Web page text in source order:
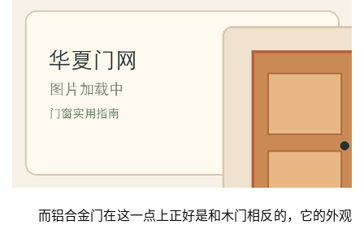
而铝合金门在这一点上正好是和木门相反的，它的外观